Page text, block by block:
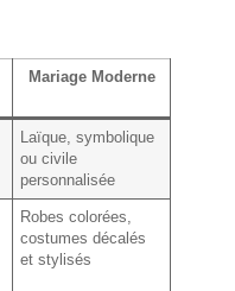
Mariage Moderne
Laïque, symbolique
ou civile
personnalisée
Robes colorées,
costumes décalés
et stylisés